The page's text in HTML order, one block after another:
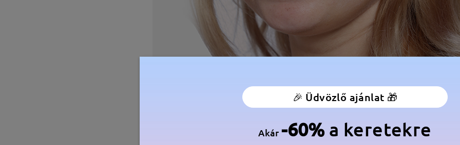
🎉 Üdvözlő ajánlat 🎁
Akár-60% a keretekre